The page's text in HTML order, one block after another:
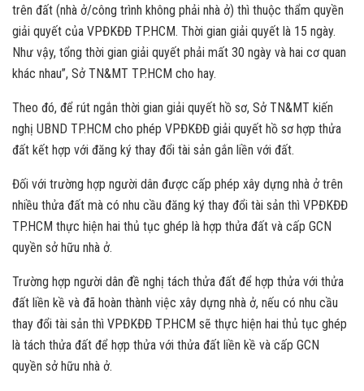
trên đất (nhà ở/công trình không phải nhà ở) thì thuộc thẩm quyền
giải quyết của VPĐKĐĐ TP.HCM. Thời gian giải quyết là 15 ngày.
Như vậy, tổng thời gian giải quyết phải mất 30 ngày và hai cơ quan
khác nhau”, Sở TN&MT TP.HCM cho hay.
Theo đó, để rút ngắn thời gian giải quyết hồ sơ, Sở TN&MT kiến
nghị UBND TP.HCM cho phép VPĐKĐĐ giải quyết hồ sơ hợp thửa
đất kết hợp với đăng ký thay đổi tài sản gắn liền với đất.
Đối với trường hợp người dân được cấp phép xây dựng nhà ở trên
nhiều thửa đất mà có nhu cầu đăng ký thay đổi tài sản thì VPĐKĐĐ
TP.HCM thực hiện hai thủ tục ghép là hợp thửa đất và cấp GCN
quyền sở hữu nhà ở.
Trường hợp người dân đề nghị tách thửa đất để hợp thửa với thửa
đất liền kề và đã hoàn thành việc xây dựng nhà ở, nếu có nhu cầu
thay đổi tài sản thì VPĐKĐĐ TP.HCM sẽ thực hiện hai thủ tục ghép
là tách thửa đất để hợp thửa với thửa đất liền kề và cấp GCN
quyền sở hữu nhà ở.